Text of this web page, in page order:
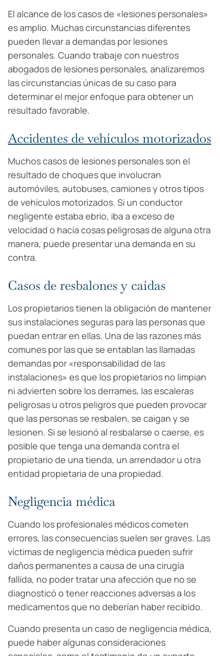
El alcance de los casos de «lesiones personales»
es amplio. Muchas circunstancias diferentes
pueden llevar a demandas por lesiones
personales. Cuando trabaje con nuestros
abogados de lesiones personales, analizaremos
las circunstancias únicas de su caso para
determinar el mejor enfoque para obtener un
resultado favorable.
Accidentes de vehículos motorizados
Muchos casos de lesiones personales son el
resultado de choques que involucran
automóviles, autobuses, camiones y otros tipos
de vehículos motorizados. Si un conductor
negligente estaba ebrio, iba a exceso de
velocidad o hacía cosas peligrosas de alguna otra
manera, puede presentar una demanda en su
contra.
Casos de resbalones y caídas
Los propietarios tienen la obligación de mantener
sus instalaciones seguras para las personas que
puedan entrar en ellas. Una de las razones más
comunes por las que se entablan las llamadas
demandas por «responsabilidad de las
instalaciones» es que los propietarios no limpian
ni advierten sobre los derrames, las escaleras
peligrosas u otros peligros que pueden provocar
que las personas se resbalen, se caigan y se
lesionen. Si se lesionó al resbalarse o caerse, es
posible que tenga una demanda contra el
propietario de una tienda, un arrendador u otra
entidad propietaria de una propiedad.
Negligencia médica
Cuando los profesionales médicos cometen
errores, las consecuencias suelen ser graves. Las
víctimas de negligencia médica pueden sufrir
daños permanentes a causa de una cirugía
fallida, no poder tratar una afección que no se
diagnosticó o tener reacciones adversas a los
medicamentos que no deberían haber recibido.
Cuando presenta un caso de negligencia médica,
puede haber algunas consideraciones